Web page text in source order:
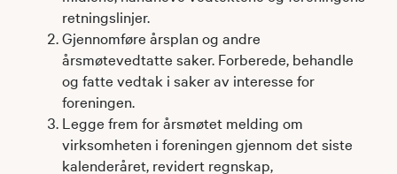
retningslinjer.
Gjennomføre årsplan og andre
årsmøtevedtatte saker. Forberede, behandle
og fatte vedtak i saker av interesse for
foreningen.
Legge frem for årsmøtet melding om
virksomheten i foreningen gjennom det siste
kalenderåret, revidert regnskap,